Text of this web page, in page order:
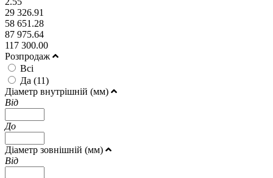
29 326.91
58 651.28
87 975.64
117 300.00
Розпродаж
Всі
Да (11)
Діаметр внутрішній (мм)
Від
До
Діаметр зовнішній (мм)
Від